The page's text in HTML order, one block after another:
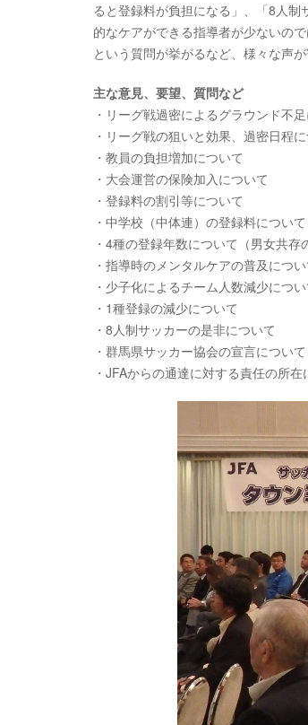
ると登録料が負担になる」、「8人
的なケアができる指導者が少ないの
という質問が挙がるなど、様々な声が
主な意見、要望、質問など
・リーグ戦過密によるグラウンド不
・リーグ戦の狙いと効果、過密日程
・教員の負担増加について
・大会運営の保険加入について
・登録料の割引等について
・中学校（中体連）の登録料について
・4種の登録年数について（男女共存
・指導時のメンタルケアの普及につ
・少子化によるチーム人数減少につい
・1種登録の減少について
・8人制サッカーの是非について
・群馬県サッカー協会の宣言につい
・JFAからの通達に対する責任の所在